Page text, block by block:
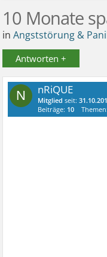
10 Monate
inAngststörung &
Antworten +
N nRiQUE
Mitglied seit:
Beiträge: 10